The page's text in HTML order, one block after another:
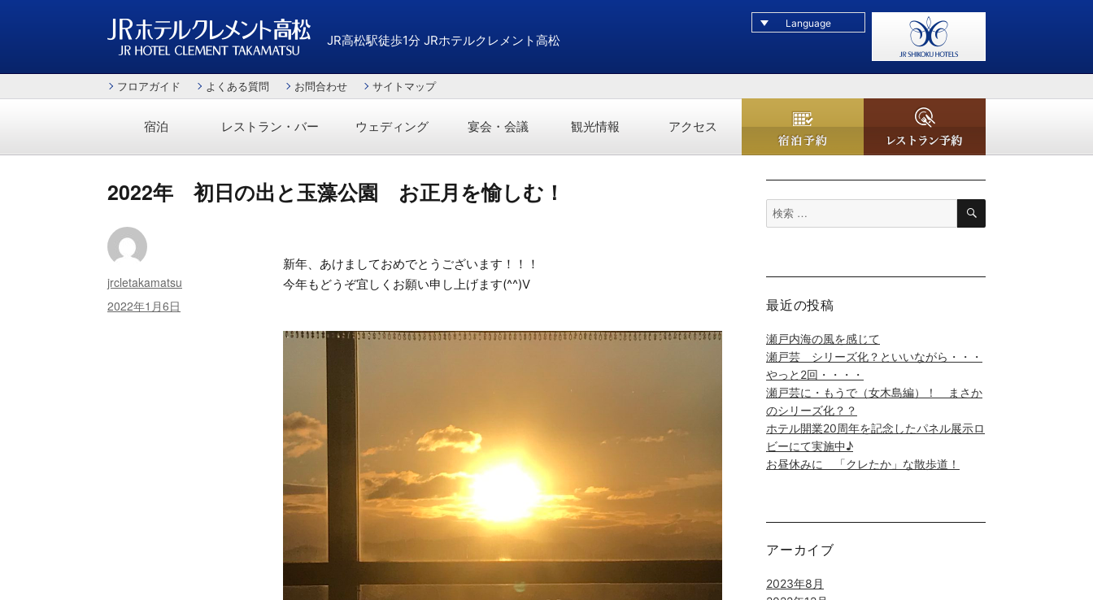
JRホテルクレメント高松
JR高松駅徒歩1分 JRホテルクレメント高松
Language
フロアガイド よくある質問 お問合わせ サイトマップ
宿泊 レストラン・バー ウェディング 宴会・会議 観光情報 アクセス
レストラン予約
2022年 初日の出と玉藻公園 お正月を愉しむ！
新年、あけましておめでとうございます！！！
今年もどうぞ宜しくお願い申し上げます(^^)V
投
稿
者
jrcletakamatsu
投
2022年1月6日
検
索
検
最近の投稿
瀬戸内海の風を感じて
瀬戸芸 シリーズ化？といいながら・・・
やっと2回・・・・
瀬戸芸に・もうで（女木島編）！ まさか
のシリーズ化？？
ホテル開業20周年を記念したパネル展示ロ
ビーにて実施中♪
お昼休みに 「クレたか」な散歩道！
アーカイブ
2023年8月